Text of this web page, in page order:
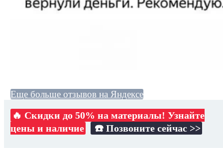
Еще больше отзывов на Яндексе
🔥 Скидки до 50% на материалы! Узнайте
цены и наличие
☎️ Позвоните сейчас >>